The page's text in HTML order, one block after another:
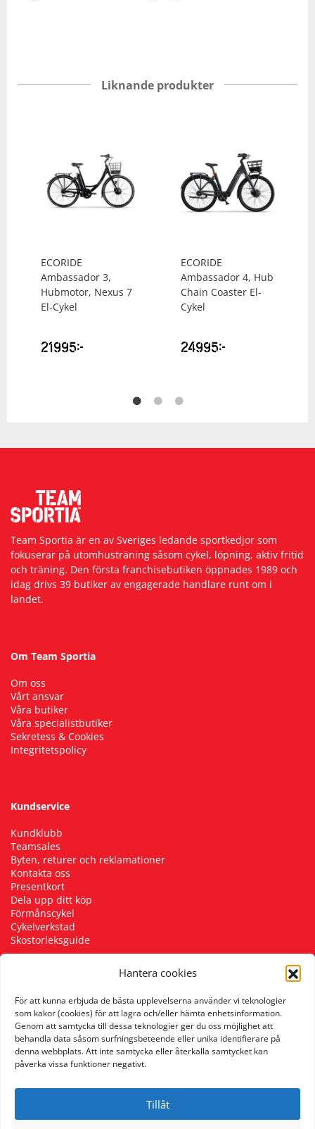
Hantera cookies
För att kunna erbjuda de bästa upplevelserna använder vi teknologier
som kakor (cookies) för att lagra och/eller hämta enhetsinformation.
Genom att samtycka till dessa teknologier ger du oss möjlighet att
behandla data såsom surfningsbeteende eller unika identifierare på
denna webbplats. Att inte samtycka eller återkalla samtycket kan
påverka vissa funktioner negativt.
Tillåt
Liknande produkter
ECORIDE
Ambassador 3,
Hubmotor, Nexus 7
El-Cykel
21995kr
ECORIDE
Ambassador 4, Hub
Chain Coaster El-
Cykel
24995kr
Team Sportia är en av Sveriges ledande sportkedjor som
fokuserar på utomhusträning såsom cykel, löpning, aktiv fritid
och träning. Den första franchisebutiken öppnades 1989 och
idag drivs 39 butiker av engagerade handlare runt om i
landet.
Om Team Sportia
Om oss
Vårt ansvar
Våra butiker
Våra specialistbutiker
Sekretess & Cookies
Integritetspolicy
Kundservice
Kundklubb
Teamsales
Byten, returer och reklamationer
Kontakta oss
Presentkort
Dela upp ditt köp
Förmånscykel
Cykelverkstad
Skostorleksguide
Följ oss